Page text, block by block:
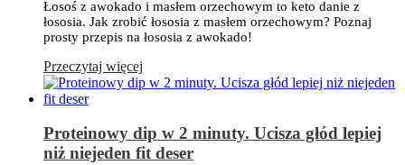
Łosoś z awokado i masłem orzechowym to keto danie z
łososia. Jak zrobić łososia z masłem orzechowym? Poznaj
prosty przepis na łososia z awokado!
Przeczytaj więcej
Proteinowy dip w 2 minuty. Ucisza głód lepiej
niż niejeden fit deser